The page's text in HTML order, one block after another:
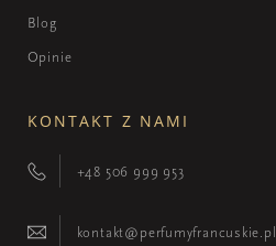
Blog
Opinie
KONTAKT Z NAMI
+48 506 999 953
kontakt@perfumyfrancuskie.pl